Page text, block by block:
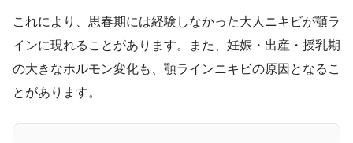
これにより、思春期には経験しなかった大人ニキビが顎ラ
インに現れることがあります。また、妊娠・出産・授乳期
の大きなホルモン変化も、顎ラインニキビの原因となるこ
とがあります。